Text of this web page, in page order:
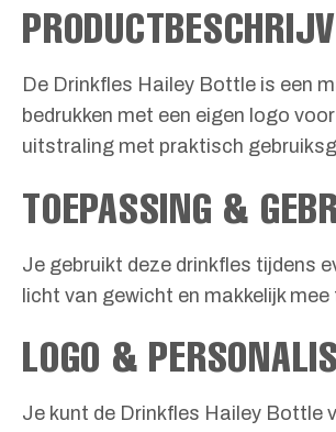
De Drinkfles Hailey Bottle is een
bedrukken met een eigen logo
uitstraling met praktisch
TOEPASSING &
Je gebruikt deze drinkfles tijdens
licht van gewicht en makkelijk
LOGO &
Je kunt de Drinkfles Hailey Bottle